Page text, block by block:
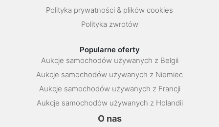
Polityka prywatności & plików cookies
Polityka zwrotów
Popularne oferty
Aukcje samochodów używanych z Belgii
Aukcje samochodów używanych z Niemiec
Aukcje samochodów używanych z Francji
Aukcje samochodów używanych z Holandii
O nas